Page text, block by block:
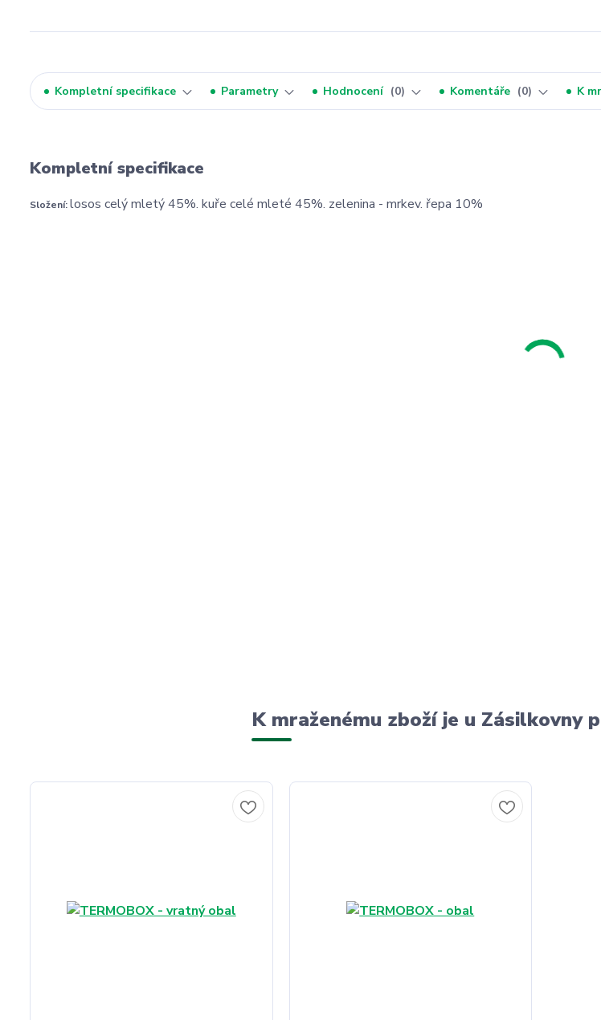
Kompletní specifikace Parametry Hodnocení 0 Komentáře 0 K
Kompletní specifikace
Složení:losos celý mletý 45%. kuře celé mleté 45%. zelenina - mrkev. řepa 10%
K mraženému zboží je u Zásilkovny